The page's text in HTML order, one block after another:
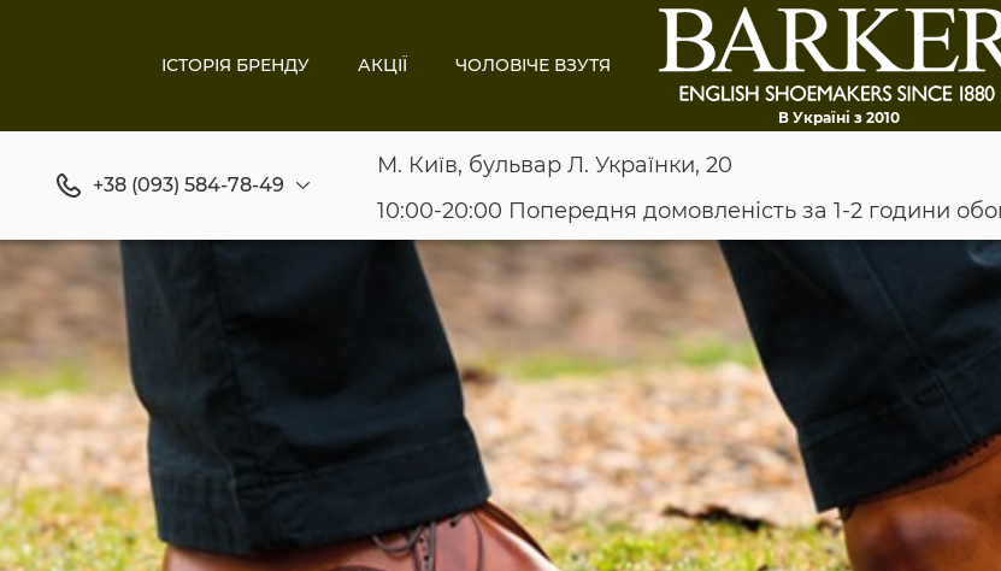
ІСТОРІЯ БРЕНДУ АКЦІЇ ЧОЛОВІЧЕ ВЗУТЯ
В Україні з 2010
+38 (093) 584-78-49
М. Київ, бульвар Л. Українки, 20
10:00-20:00 Попередня домовленість за 1-2 години